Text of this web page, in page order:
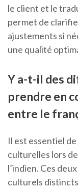
le client et le
permet de
ajustements si
une qualité
Y a-t-il des
prendre en
entre le
Il est essentiel
culturelles lors
l’indien. Ces
culturels